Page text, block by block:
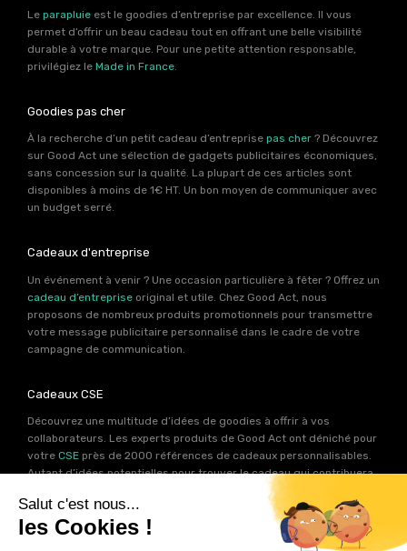
Le parapluie est le goodies d’entreprise par excellence. Il vous
permet d’offrir un beau cadeau tout en offrant une belle visibilité
durable à votre marque. Pour une petite attention responsable,
privilégiez le Made in France.
Goodies pas cher
À la recherche d’un petit cadeau d’entreprise pas cher ? Découvrez
sur Good Act une sélection de gadgets publicitaires économiques,
sans concession sur la qualité. La plupart de ces articles sont
disponibles à moins de 1€ HT. Un bon moyen de communiquer avec
un budget serré.
Cadeaux d'entreprise
Un événement à venir ? Une occasion particulière à fêter ? Offrez un
cadeau d’entreprise original et utile. Chez Good Act, nous
proposons de nombreux produits promotionnels pour transmettre
votre message publicitaire personnalisé dans le cadre de votre
campagne de communication.
Cadeaux CSE
Découvrez une multitude d’idées de goodies à offrir à vos
collaborateurs. Les experts produits de Good Act ont déniché pour
votre CSE près de 2000 références de cadeaux personnalisables.
Autant d’idées potentielles pour trouver le cadeau qui contribuera
Goodies RSE